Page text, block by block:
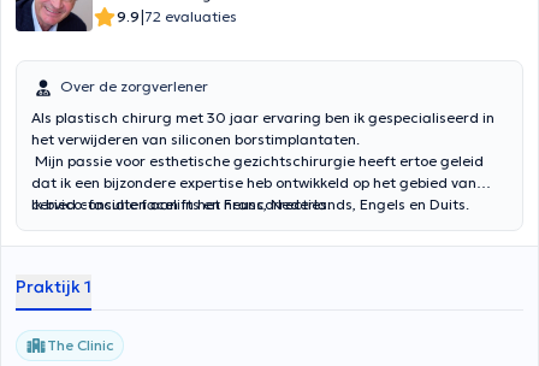
9.9|72 evaluaties
Over de zorgverlener
Als plastisch chirurg met 30 jaar ervaring ben ik gespecialiseerd in
het verwijderen van siliconen borstimplantaten.
Mijn passie voor esthetische gezichtschirurgie heeft ertoe geleid
dat ik een bijzondere expertise heb ontwikkeld op het gebied van
cervico-faciale facelifts en neuscorrecties.
Ik bied consulten aan in het Frans, Nederlands, Engels en Duits.
Praktijk 1
The Clinic